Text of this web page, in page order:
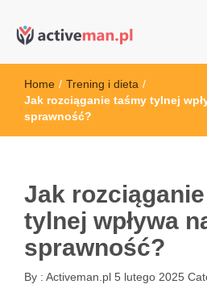
active man – sprzęt
sportowym
Home / Trening i dieta /
Jak rozciąganie taśmy tylnej
sprawność?
Jak
tylnej wpływa
sprawność?
By : Activeman.pl 5 lutego 2025